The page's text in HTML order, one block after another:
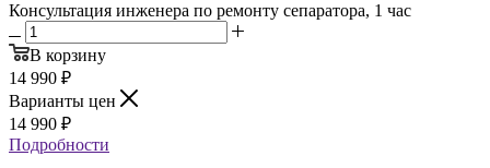
Консультация инженера по ремонту сепаратора, 1 час
В корзину
14 990 ₽
Варианты цен
14 990 ₽
Подробности